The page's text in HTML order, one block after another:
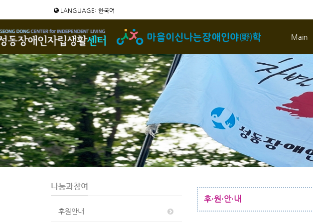
LANGUAGE: 한국어
Main
나눔과참여
후원안내
후·원·안·내